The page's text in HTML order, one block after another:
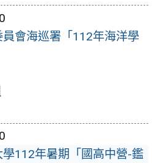
員會海巡署「112年海洋學
學112年暑期「國高中營-鑑